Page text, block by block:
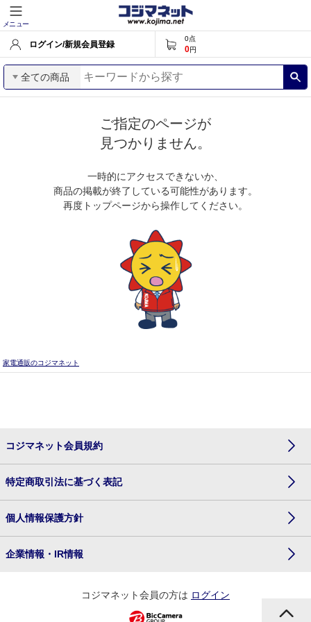
メニュー
ログイン/新規会員登録
0点
0円
全ての商品
ご指定のページが
見つかりません。
一時的にアクセスできないか、
商品の掲載が終了している可能性があります。
再度トップページから操作してください。
家電通販のコジマネット
コジマネット会員規約
特定商取引法に基づく表記
個人情報保護方針
企業情報・IR情報
コジマネット会員の方は ログイン